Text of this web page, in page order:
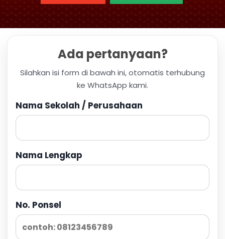
Ada pertanyaan?
Silahkan isi form di bawah ini, otomatis terhubung
ke WhatsApp kami.
Nama Sekolah / Perusahaan
Nama Lengkap
No. Ponsel